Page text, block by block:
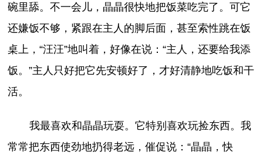
碗里舔。不一会儿，晶晶很快地把饭菜吃完了。可它
还嫌饭不够，紧跟在主人的脚后面，甚至索性跳在饭
桌上，“汪汪”地叫着，好像在说：“主人，还要给我添
饭。”主人只好把它先安顿好了，才好清静地吃饭和干
活。
我最喜欢和晶晶玩耍。它特别喜欢玩捡东西。我
常常把东西使劲地扔得老远，催促说：“晶晶，快